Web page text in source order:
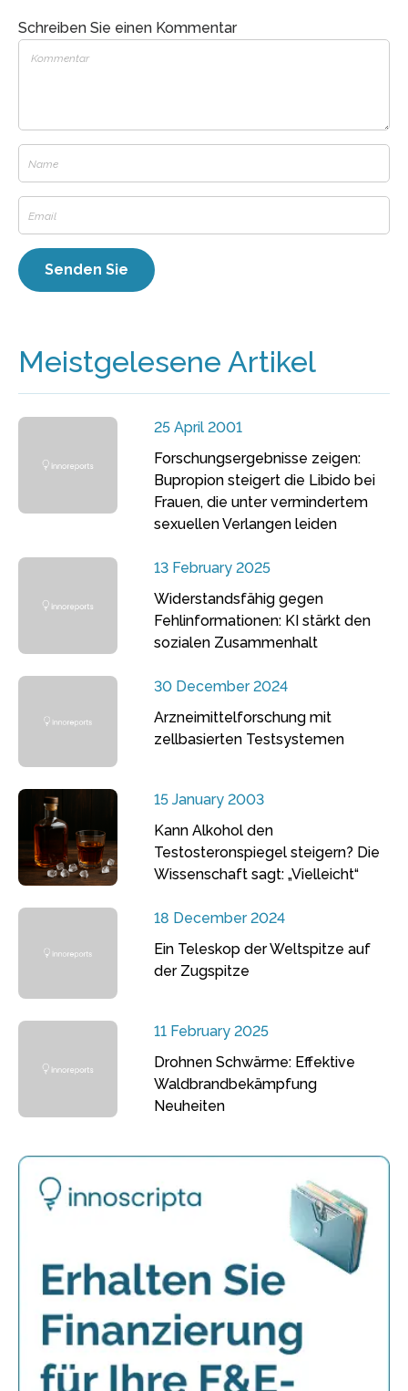
Schreiben Sie einen Kommentar
Meistgelesene Artikel
25 April 2001
Forschungsergebnisse zeigen:
Bupropion steigert die Libido bei
Frauen, die unter vermindertem
sexuellen Verlangen leiden
13 February 2025
Widerstandsfähig gegen
Fehlinformationen: KI stärkt den
sozialen Zusammenhalt
30 December 2024
Arzneimittelforschung mit
zellbasierten Testsystemen
15 January 2003
Kann Alkohol den
Testosteronspiegel steigern? Die
Wissenschaft sagt: „Vielleicht“
18 December 2024
Ein Teleskop der Weltspitze auf
der Zugspitze
11 February 2025
Drohnen Schwärme: Effektive
Waldbrandbekämpfung
Neuheiten